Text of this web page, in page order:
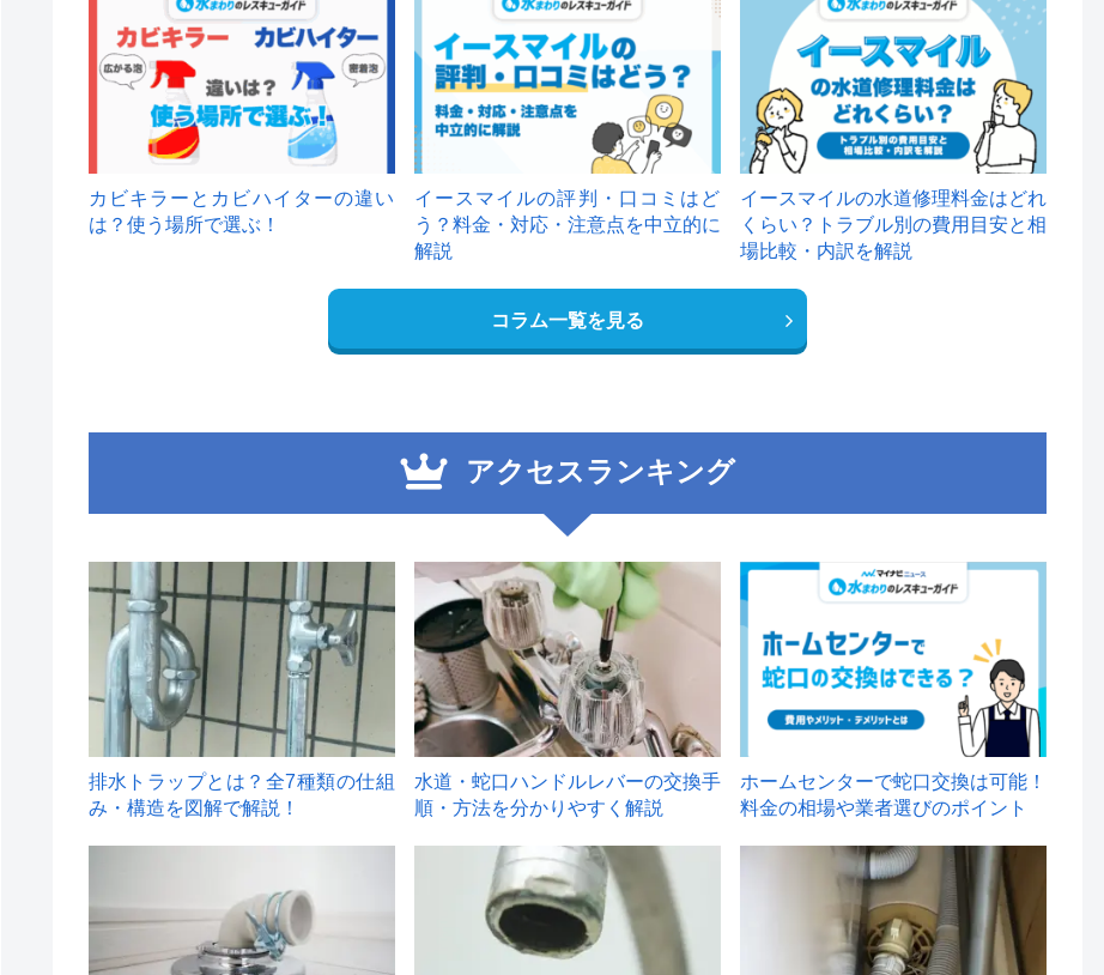
カビキラーとカビハイターの違い
は？使う場所で選ぶ！
イースマイルの評判・口コミはど
う？料金・対応・注意点を中立的に
解説
イースマイルの水道修理料金はどれ
くらい？トラブル別の費用目安と相
場比較・内訳を解説
コラム一覧を見る
アクセスランキング
1
排水トラップとは？全7種類の仕組
み・構造を図解で解説！
2
水道・蛇口ハンドルレバーの交換手
順・方法を分かりやすく解説
ホームセンターで蛇口交換は可能！
料金の相場や業者選びのポイント